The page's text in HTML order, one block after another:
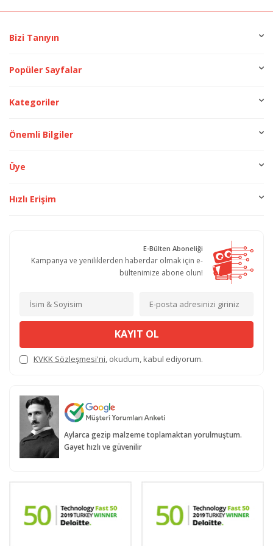
Bizi Tanıyın
Popüler Sayfalar
Kategoriler
Önemli Bilgiler
Üye
Hızlı Erişim
E-Bülten Aboneliği
Kampanya ve yeniliklerden haberdar olmak için e-
bültenimize abone olun!
KAYIT OL
KVKK Sözleşmesi'ni , okudum, kabul ediyorum.
Aylarca gezip malzeme toplamaktan yorulmuştum.
Gayet hızlı ve güvenilir